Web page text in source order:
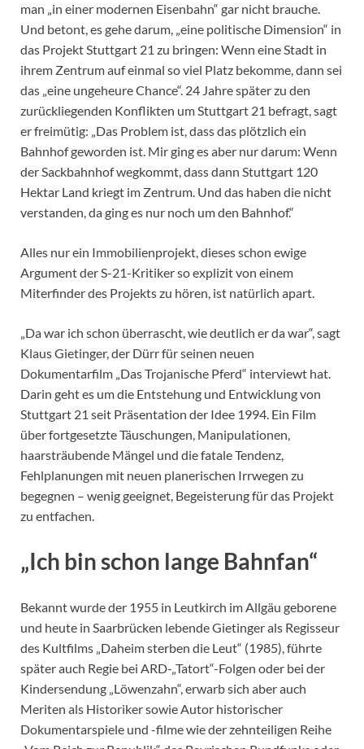
man „in einer modernen Eisenbahn“ gar nicht brauche.
Und betont, es gehe darum, „eine politische Dimension“ in
das Projekt Stuttgart 21 zu bringen: Wenn eine Stadt in
ihrem Zentrum auf einmal so viel Platz bekomme, dann sei
das „eine ungeheure Chance“. 24 Jahre später zu den
zurückliegenden Konflikten um Stuttgart 21 befragt, sagt
er freimütig: „Das Problem ist, dass das plötzlich ein
Bahnhof geworden ist. Mir ging es aber nur darum: Wenn
der Sackbahnhof wegkommt, dass dann Stuttgart 120
Hektar Land kriegt im Zentrum. Und das haben die nicht
verstanden, da ging es nur noch um den Bahnhof.“
Alles nur ein Immobilienprojekt, dieses schon ewige
Argument der S-21-Kritiker so explizit von einem
Miterfinder des Projekts zu hören, ist natürlich apart.
„Da war ich schon überrascht, wie deutlich er da war“, sagt
Klaus Gietinger, der Dürr für seinen neuen
Dokumentarfilm „Das Trojanische Pferd“ interviewt hat.
Darin geht es um die Entstehung und Entwicklung von
Stuttgart 21 seit Präsentation der Idee 1994. Ein Film
über fortgesetzte Täuschungen, Manipulationen,
haarsträubende Mängel und die fatale Tendenz,
Fehlplanungen mit neuen planerischen Irrwegen zu
begegnen – wenig geeignet, Begeisterung für das Projekt
zu entfachen.
„Ich bin schon lange Bahnfan“
Bekannt wurde der 1955 in Leutkirch im Allgäu geborene
und heute in Saarbrücken lebende Gietinger als Regisseur
des Kultfilms „Daheim sterben die Leut“ (1985), führte
später auch Regie bei ARD-„Tatort“-Folgen oder bei der
Kindersendung „Löwenzahn“, erwarb sich aber auch
Meriten als Historiker sowie Autor historischer
Dokumentarspiele und -filme wie der zehnteiligen Reihe